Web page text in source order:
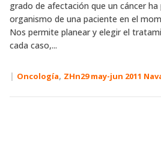
grado de afectación que un cáncer ha
organismo de una paciente en el
Nos permite planear y elegir el
cada caso,...
| Oncología, ZHn29 may-jun 2011